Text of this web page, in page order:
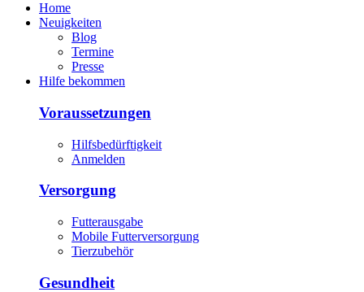
Home
Neuigkeiten
Blog
Termine
Presse
Hilfe bekommen
Voraussetzungen
Hilfsbedürftigkeit
Anmelden
Versorgung
Futterausgabe
Mobile Futterversorgung
Tierzubehör
Gesundheit